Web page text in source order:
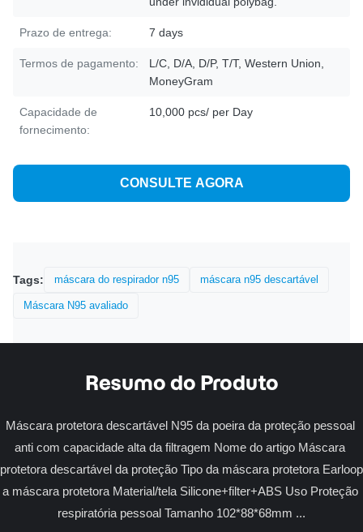
Prazo de entrega: 7 days
Termos de pagamento:
L/C, D/A, D/P, T/T, Western Union,
MoneyGram
Capacidade de
fornecimento:
10,000 pcs/ per Day
CONSULTE AGORA
Tags: máscara do respirador n95 máscara n95 descartável
Máscara N95 avaliado
Resumo do Produto
Máscara protetora descartável N95 da poeira da proteção pessoal
anti com capacidade alta da filtragem Nome do artigo Máscara
protetora descartável da proteção Tipo da máscara protetora Earloop
a máscara protetora Material/tela Silicone+filter+ABS Uso Proteção
respiratória pessoal Tamanho 102*88*68mm ...